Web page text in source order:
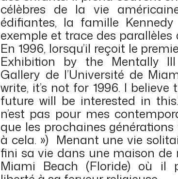
célèbres de la vie
édifiantes, la famille
exemple et trace des parallèles
En 1996, lorsqu’il reçoit le
Exhibition by the Mentally
Gallery de l’Université de
write, it’s not for 1996. I
future will be interested in
n’est pas pour mes
que les prochaines
à cela. ») Menant une vie
fini sa vie dans une maison de
Miami Beach (Floride) où il